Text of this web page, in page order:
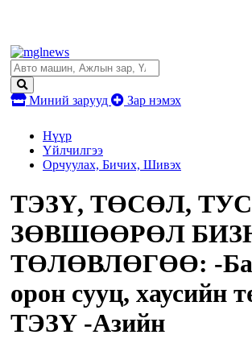
Миний зарууд Зар нэмэх
Нүүр
Үйлчилгээ
Орчуулах, Бичих, Шивэх
ТЭЗҮ, ТӨСӨЛ,
ЗӨВШӨӨРӨЛ
ТӨЛӨВЛӨГӨӨ: -
орон сууц, хаусийн
ТЭЗҮ -Азийн